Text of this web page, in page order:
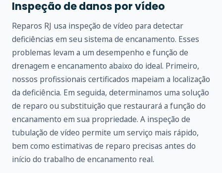
Inspeção de danos por vídeo
Reparos RJ usa inspeção de vídeo para detectar
deficiências em seu sistema de encanamento. Esses
problemas levam a um desempenho e função de
drenagem e encanamento abaixo do ideal. Primeiro,
nossos profissionais certificados mapeiam a localização
da deficiência. Em seguida, determinamos uma solução
de reparo ou substituição que restaurará a função do
encanamento em sua propriedade. A inspeção de
tubulação de vídeo permite um serviço mais rápido,
bem como estimativas de reparo precisas antes do
início do trabalho de encanamento real.